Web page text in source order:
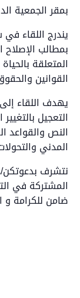
بمقر الجمعية
يندرج اللقاء
بمطالب
المتعلقة
القوانين
يهدف اللقاء
التعجيل
النص والقواعد
المدني
نتشرف
المشتركة في
ضامن للكرامة و